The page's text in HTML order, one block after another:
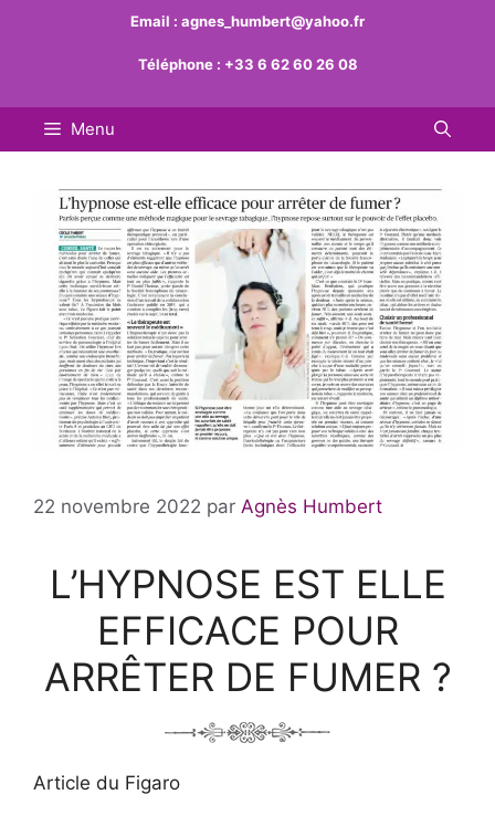
Email : agnes_humbert@yahoo.fr
Téléphone : +33 6 62 60 26 08
Menu
22 novembre 2022 par Agnès Humbert
L’HYPNOSE EST ELLE
EFFICACE POUR
ARRÊTER DE FUMER ?
Article du Figaro